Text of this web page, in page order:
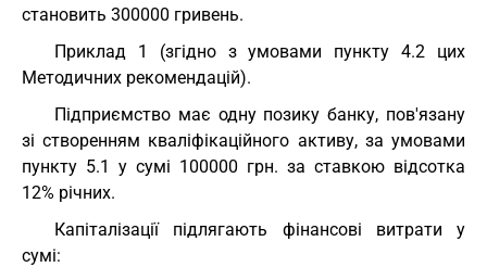
становить 300000 гривень.
Приклад 1 (згідно з умовами пункту 4.2 цих
Методичних рекомендацій).
Підприємство має одну позику банку, пов'язану
зі створенням кваліфікаційного активу, за умовами
пункту 5.1 у сумі 100000 грн. за ставкою відсотка
12% річних.
Капіталізації підлягають фінансові витрати у
сумі: